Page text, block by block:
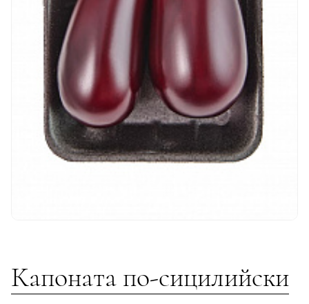
Капоната по-сицилийски